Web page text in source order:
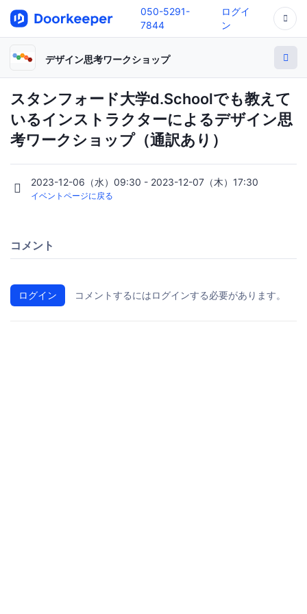
050-5291-
7844
ログイ
ン
デザイン思考ワークショップ
スタンフォード大学d.Schoolでも教えて
いるインストラクターによるデザイン思
考ワークショップ（通訳あり）
2023-12-06（水）09:30 - 2023-12-07（木）17:30
イベントページに戻る
コメント
ログイン コメントするにはログインする必要があります。